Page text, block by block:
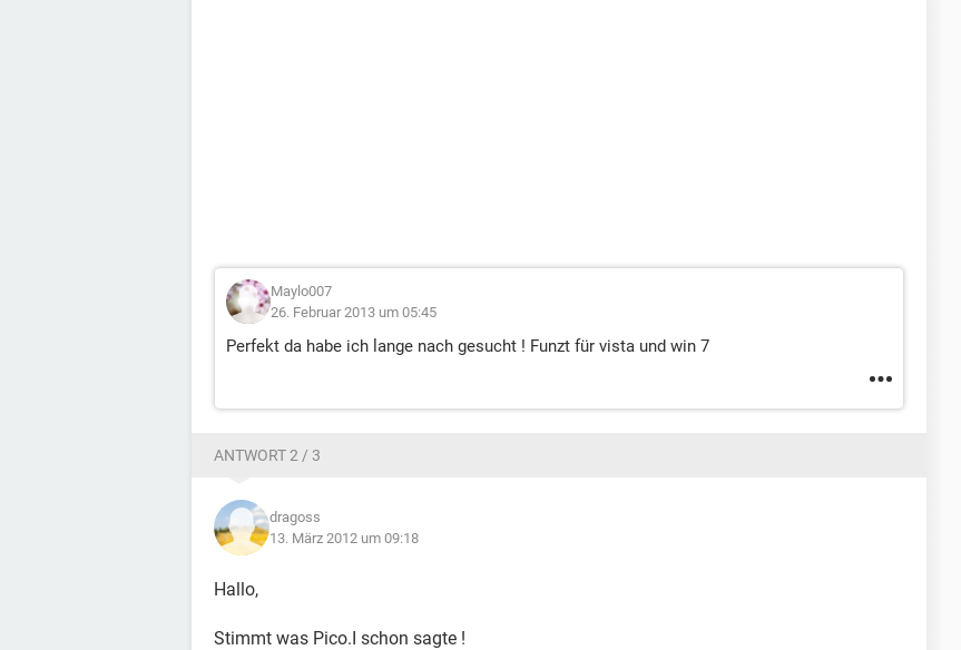
Maylo007
26. Februar 2013 um 05:45
Perfekt da habe ich lange nach gesucht ! Funzt für vista und win 7
ANTWORT 2 / 3
dragoss
13. März 2012 um 09:18
Hallo,
Stimmt was Pico.I schon sagte !